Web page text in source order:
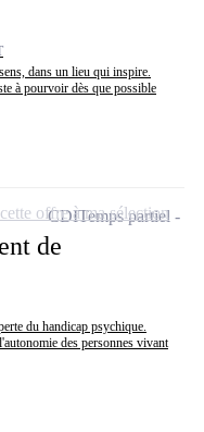
dans un lieu qui inspire.
à pourvoir dès que possible
de
du handicap psychique.
des personnes vivant
CDITemps partiel
offre à ma sélection